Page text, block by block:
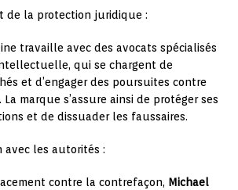
de la protection juridique :
travaille avec des avocats spécialisés
qui se chargent de
et d’engager des poursuites contre
marque s’assure ainsi de protéger ses
et de dissuader les faussaires.
avec les autorités :
contre la contrefaçon, Michael